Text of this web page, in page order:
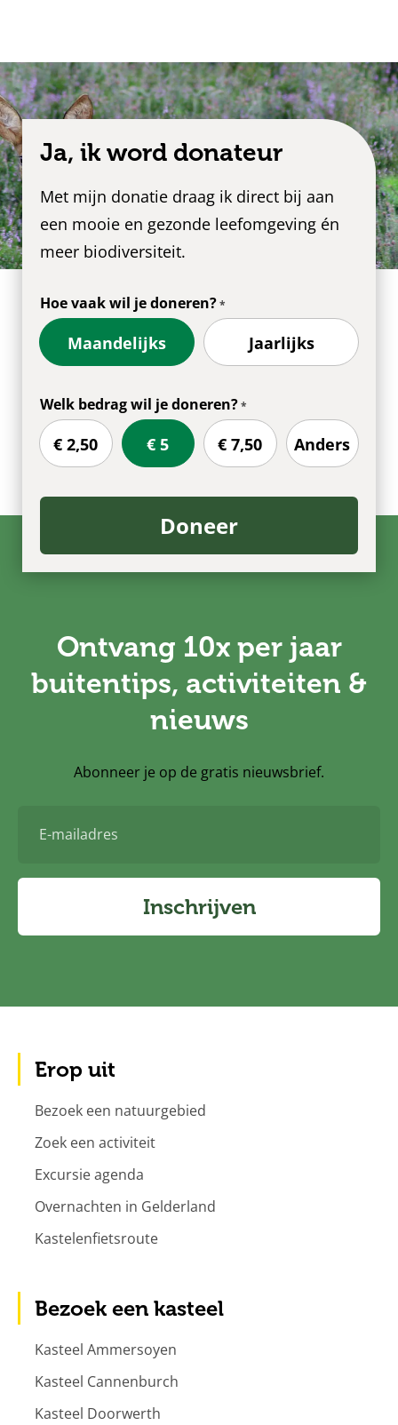
Ja, ik word donateur
Met mijn donatie draag ik direct bij aan
een mooie en gezonde leefomgeving én
meer biodiversiteit.
Hoe vaak wil je doneren?
Maandelijks Jaarlijks
Welk bedrag wil je doneren?
€ 2,50 € 5 € 7,50 Anders
Doneer
Ontvang 10x per jaar
buitentips, activiteiten &
nieuws
Abonneer je op de gratis nieuwsbrief.
mailadres
Inschrijven
Erop uit
Bezoek een natuurgebied
Zoek een activiteit
Excursie agenda
Overnachten in Gelderland
Kastelenfietsroute
Bezoek een kasteel
Kasteel Ammersoyen
Kasteel Cannenburch
Kasteel Doorwerth